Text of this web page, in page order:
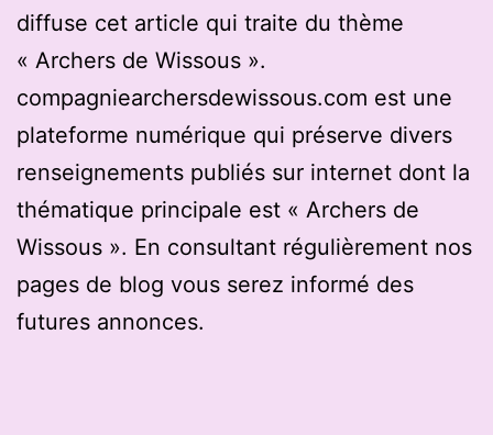
diffuse cet article qui traite du thème
« Archers de Wissous ».
compagniearchersdewissous.com est une
plateforme numérique qui préserve divers
renseignements publiés sur internet dont la
thématique principale est « Archers de
Wissous ». En consultant régulièrement nos
pages de blog vous serez informé des
futures annonces.